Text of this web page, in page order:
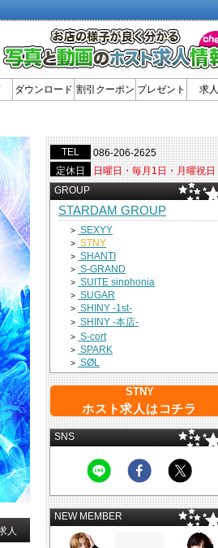
ダウンロード 割引クーポン プレゼント 求人
人
TEL
086-206-2625
定休日
日曜日・毎月1日・月曜祝日
GROUP
STARDAM GROUP
> SEXYY
> STNY
> SHANTI
> S-GRAND
> SUITE sinphonia
> SUGAR
> SHINY -1st-
> SHINY -本店-
> S-cort
> SPARK
> SØL
STNY
ホスト求人はコチラ
SNS
NEW MEMBER